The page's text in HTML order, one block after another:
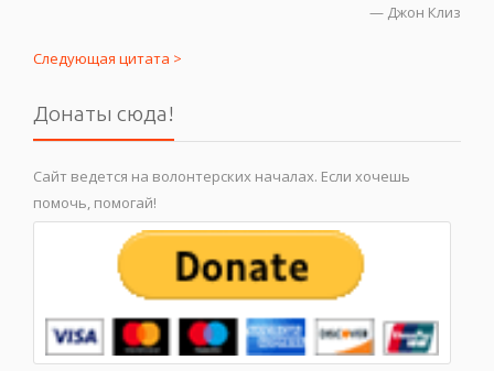
— Джон Клиз
Следующая цитата >
Донаты сюда!
Сайт ведется на волонтерских началах. Если хочешь
помочь, помогай!